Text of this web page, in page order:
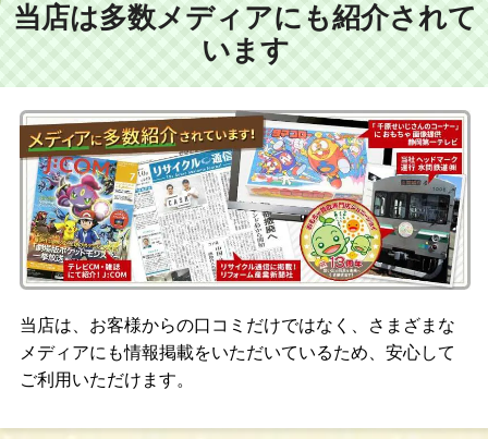
当店は多数メディアにも紹介されて
います
当店は、お客様からの口コミだけではなく、さまざまな
メディアにも情報掲載をいただいているため、安心して
ご利用いただけます。